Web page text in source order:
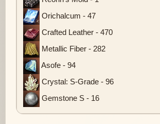
Orichalcum - 47
Crafted Leather - 470
Metallic Fiber - 282
Asofe - 94
Crystal: S-Grade - 96
Gemstone S - 16